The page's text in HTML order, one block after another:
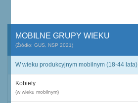
MOBILNE GRUPY WIEKU
(Źródło: GUS, NSP 2021)
W wieku produkcyjnym mobilnym (18-44 lata)
Kobiety
(w wieku mobilnym)